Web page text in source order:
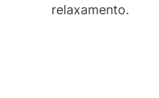
relaxamento.